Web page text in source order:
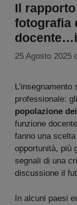
Il
fotografia
25 Agosto 2025
professionale:
popolazione
funzione
fanno una
opportunità, più
segnali di una
discussione il
In alcuni paesi